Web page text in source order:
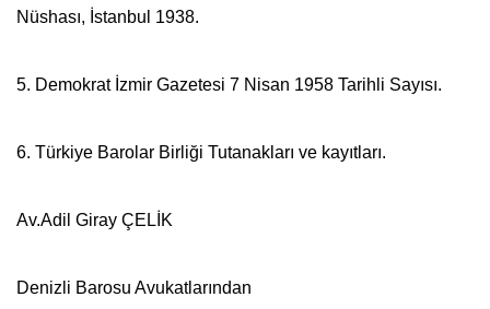
Nüshası, İstanbul 1938.
5. Demokrat İzmir Gazetesi 7 Nisan 1958 Tarihli Sayısı.
6. Türkiye Barolar Birliği Tutanakları ve kayıtları.
Av.Adil Giray ÇELİK
Denizli Barosu Avukatlarından